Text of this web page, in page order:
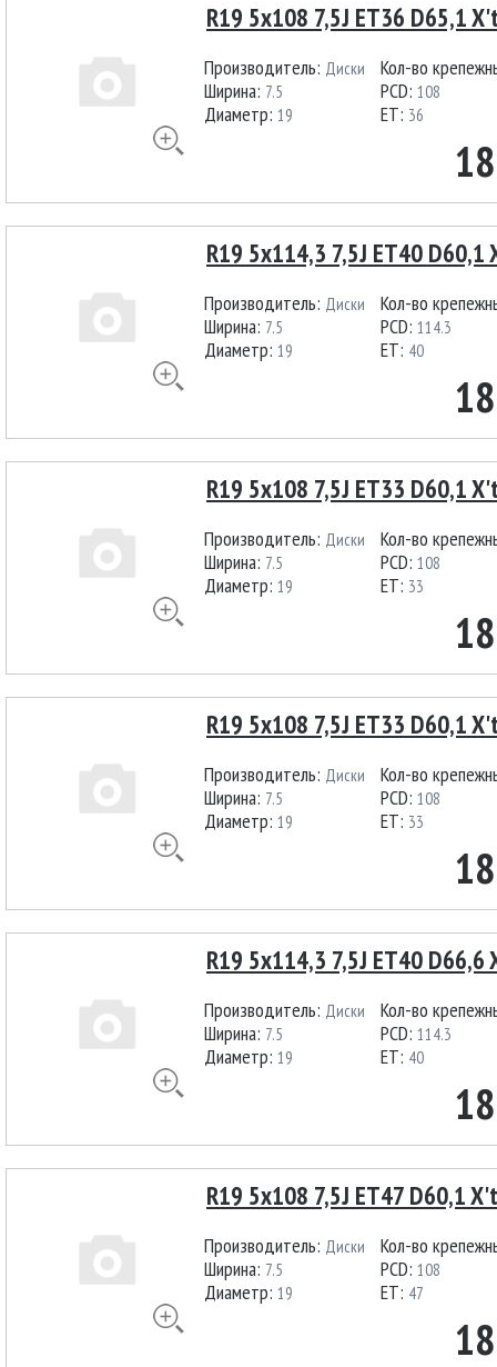
R19 5x108 7,5J ET36 D65,1
Производитель: Диски
Ширина: 7.5
Диаметр: 19
Кол-во
PCD: 108
ET: 36
R19 5x114,3 7,5J ET40 D60,1
Производитель: Диски
Ширина: 7.5
Диаметр: 19
Кол-во
PCD: 114.3
ET: 40
R19 5x108 7,5J ET33 D60,1
Производитель: Диски
Ширина: 7.5
Диаметр: 19
Кол-во
PCD: 108
ET: 33
R19 5x108 7,5J ET33 D60,1
Производитель: Диски
Ширина: 7.5
Диаметр: 19
Кол-во
PCD: 108
ET: 33
R19 5x114,3 7,5J ET40 D66,6
Производитель: Диски
Ширина: 7.5
Диаметр: 19
Кол-во
PCD: 114.3
ET: 40
R19 5x108 7,5J ET47 D60,1
Производитель: Диски
Ширина: 7.5
Диаметр: 19
Кол-во
PCD: 108
ET: 47